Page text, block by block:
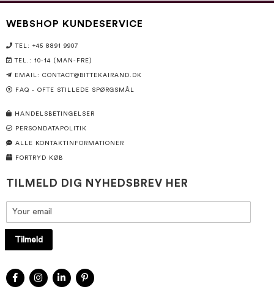
WEBSHOP KUNDESERVICE
TEL: +45 8891 9907
TEL.: 10-14 (MAN-FRE)
EMAIL: CONTACT@BITTEKAIRAND.DK
FAQ - OFTE STILLEDE SPØRGSMÅL
HANDELSBETINGELSER
PERSONDATAPOLITIK
ALLE KONTAKTINFORMATIONER
FORTRYD KØB
TILMELD DIG NYHEDSBREV HER
Tilmeld